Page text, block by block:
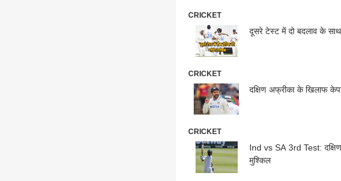
CRICKET
दूसरे टेस्ट में दो बदलाव के
CRICKET
दक्षिण अफ्रीका के खिलाफ
CRICKET
Ind vs SA 3rd Test:
मुश्किल